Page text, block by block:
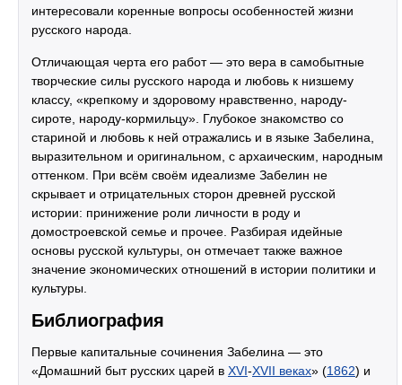
интересовали коренные вопросы особенностей жизни
русского народа.
Отличающая черта его работ — это вера в самобытные
творческие силы русского народа и любовь к низшему
классу, «крепкому и здоровому нравственно, народу-
сироте, народу-кормильцу». Глубокое знакомство со
стариной и любовь к ней отражались и в языке Забелина,
выразительном и оригинальном, с архаическим, народным
оттенком. При всём своём идеализме Забелин не
скрывает и отрицательных сторон древней русской
истории: принижение роли личности в роду и
домостроевской семье и прочее. Разбирая идейные
основы русской культуры, он отмечает также важное
значение экономических отношений в истории политики и
культуры.
Библиография
Первые капитальные сочинения Забелина — это
«Домашний быт русских царей в XVI-XVII веках» (1862) и